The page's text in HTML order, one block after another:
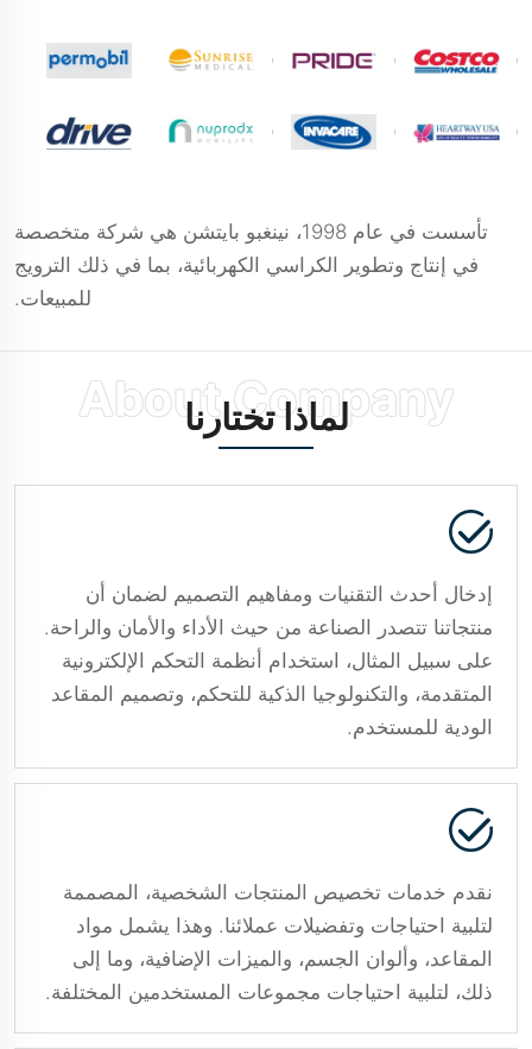
تأسست في عام 1998، نينغبو بايتشن هي شركة متخصصة
في إنتاج وتطوير الكراسي الكهربائية، بما في ذلك الترويج
للمبيعات.
لماذا تختارنا
إدخال أحدث التقنيات ومفاهيم التصميم لضمان أن
منتجاتنا تتصدر الصناعة من حيث الأداء والأمان والراحة.
على سبيل المثال، استخدام أنظمة التحكم الإلكترونية
المتقدمة، والتكنولوجيا الذكية للتحكم، وتصميم المقاعد
الودية للمستخدم.
نقدم خدمات تخصيص المنتجات الشخصية، المصممة
لتلبية احتياجات وتفضيلات عملائنا. وهذا يشمل مواد
المقاعد، وألوان الجسم، والميزات الإضافية، وما إلى
ذلك، لتلبية احتياجات مجموعات المستخدمين المختلفة.